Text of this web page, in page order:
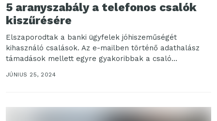
5 aranyszabály a telefonos csalók
kiszűrésére
Elszaporodtak a banki ügyfelek jóhiszeműségét
kihasználó csalások. Az e-mailben történő adathalász
támadások mellett egyre gyakoribbak a csaló
pszichológiai...
JÚNIUS 25, 2024